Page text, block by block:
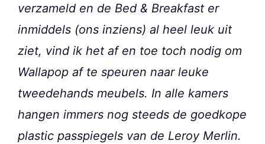
verzameld en de Bed & Breakfast er
inmiddels (ons inziens) al heel leuk uit
ziet, vind ik het af en toe toch nodig om
Wallapop af te speuren naar leuke
tweedehands meubels. In alle kamers
hangen immers nog steeds de goedkope
plastic passpiegels van de Leroy Merlin.